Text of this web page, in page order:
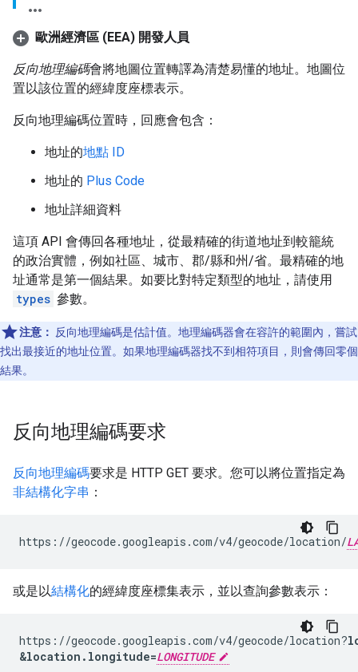
歐洲經濟區 (EEA) 開發人員
反向地理編碼會將地圖位置轉譯為清楚易懂的地址。地圖位
置以該位置的經緯度座標表示。
反向地理編碼位置時，回應會包含：
地址的地點 ID
地址的 Plus Code
地址詳細資料
這項 API 會傳回各種地址，從最精確的街道地址到較籠統
的政治實體，例如社區、城市、郡/縣和州/省。最精確的地
址通常是第一個結果。如要比對特定類型的地址，請使用
types 參數。
注意：
反向地理編碼是估計值。地理編碼器會在容許的範圍內，嘗試
找出最接近的地址位置。如果地理編碼器找不到相符項目，則會傳回零個
結果。
反向地理編碼要求
反向地理編碼要求是 HTTP GET 要求。您可以將位置指定為
非結構化字串 ：
https://geocode.googleapis.com/v4/geocode/location/
或是以結構化的經緯度座標集表示，並以查詢參數表示：
https://geocode.googleapis.com/v4/geocode/location?
&location.longitude=LONGITUDE